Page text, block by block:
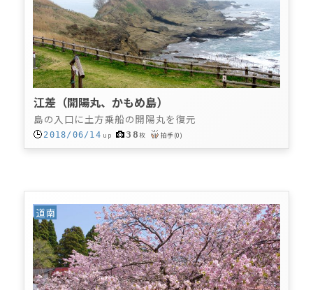
江差（開陽丸、かもめ島）
島の入口に土方乗船の開陽丸を復元
2018/06/14 up 38枚 拍手(0)
道南